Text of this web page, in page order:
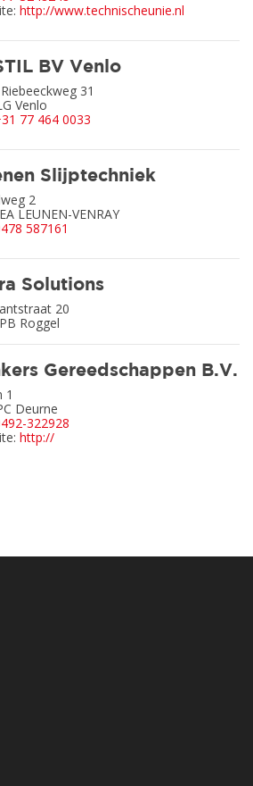
http://www.technischeunie.nl
BV Venlo
31
Venlo
77 464 0033
Slijptechniek
2
LEUNEN-VENRAY
587161
Solutions
20
Roggel
Gereedschappen B.V.
1
Deurne
322928
http://